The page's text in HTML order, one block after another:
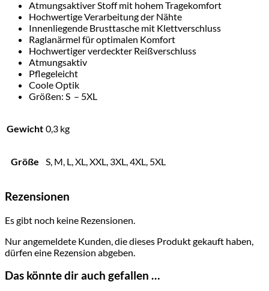
Atmungsaktiver Stoff mit hohem Tragekomfort
Hochwertige Verarbeitung der Nähte
Innenliegende Brusttasche mit Klettverschluss
Raglanärmel für optimalen Komfort
Hochwertiger verdeckter Reißverschluss
Atmungsaktiv
Pflegeleicht
Coole Optik
Größen: S – 5XL
Gewicht 0,3 kg
Größe S, M, L, XL, XXL, 3XL, 4XL, 5XL
Rezensionen
Es gibt noch keine Rezensionen.
Nur angemeldete Kunden, die dieses Produkt gekauft haben,
dürfen eine Rezension abgeben.
Das könnte dir auch gefallen …